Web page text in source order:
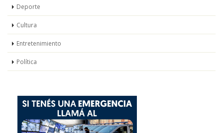
Deporte
Cultura
Entretenimiento
Política